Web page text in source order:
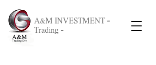
A&M INVESTMENT -
Trading -